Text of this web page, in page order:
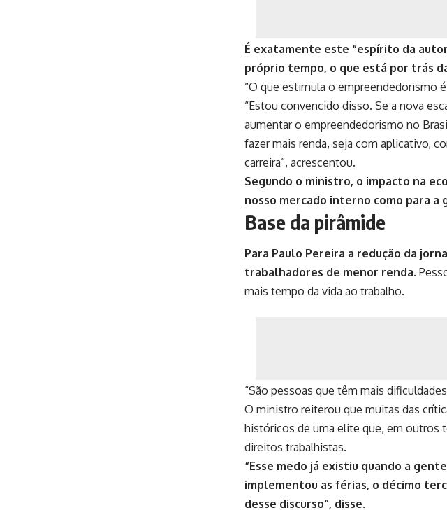
É exatamente este “espírito da
próprio tempo, o que está por trás
“O que estimula o empreendedorismo
“Estou convencido disso. Se a nova
aumentar o empreendedorismo no
fazer mais renda, seja com aplicativo,
carreira”, acrescentou.
Segundo o ministro, o impacto na
nosso mercado interno como para a
Base da pirâmide
Para Paulo Pereira a redução da
trabalhadores de menor renda.
mais tempo da vida ao trabalho.
“São pessoas que têm mais
O ministro reiterou que muitas das
históricos de uma elite que, em outros
direitos trabalhistas.
“Esse medo já existiu quando a
implementou as férias, o décimo
desse discurso”, disse.